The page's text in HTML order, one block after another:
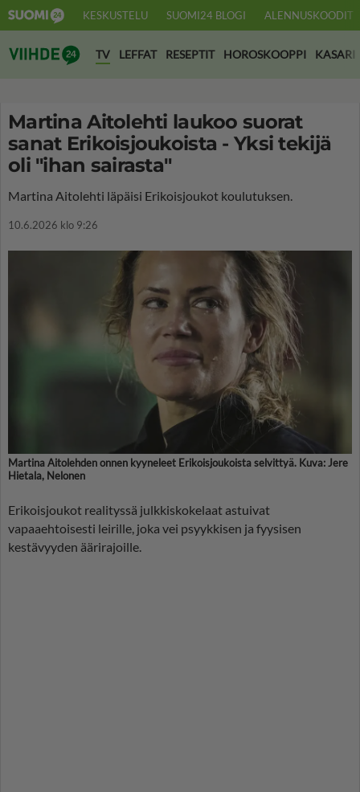
KESKUSTELU SUOMI24 BLOGI ALENNUSKOODIT
Suomi24 Viihde
TV LEFFAT RESEPTIT HOROSKOOPPI KASARI
Martina Aitolehti laukoo suorat
sanat Erikoisjoukoista - Yksi tekijä
oli "ihan sairasta"
Martina Aitolehti läpäisi Erikoisjoukot koulutuksen.
10.6.2026 klo 9:26
Martina Aitolehden onnen kyyneleet Erikoisjoukoista selvittyä. Kuva: Jere
Hietala, Nelonen
Erikoisjoukot realityssä julkkiskokelaat astuivat
vapaaehtoisesti leirille, joka vei psyykkisen ja fyysisen
kestävyyden äärirajoille.